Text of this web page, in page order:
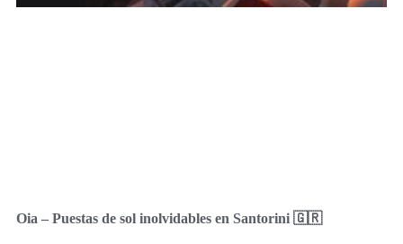
Oia – Puestas de sol inolvidables en Santorini 🇬🇷